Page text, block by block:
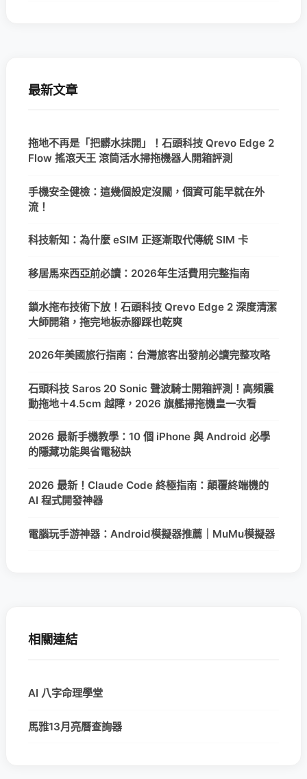
最新文章
拖地不再是「把髒水抹開」！石頭科技 Qrevo Edge 2
Flow 搖滾天王 滾筒活水掃拖機器人開箱評測
手機安全健檢：這幾個設定沒關，個資可能早就在外
流！
科技新知：為什麼 eSIM 正逐漸取代傳統 SIM 卡
移居馬來西亞前必讀：2026年生活費用完整指南
鎖水拖布技術下放！石頭科技 Qrevo Edge 2 深度清潔
大師開箱，拖完地板赤腳踩也乾爽
2026年美國旅行指南：台灣旅客出發前必讀完整攻略
石頭科技 Saros 20 Sonic 聲波騎士開箱評測！高頻震
動拖地＋4.5cm 越障，2026 旗艦掃拖機皇一次看
2026 最新手機教學：10 個 iPhone 與 Android 必學
的隱藏功能與省電秘訣
2026 最新！Claude Code 終極指南：顛覆終端機的
AI 程式開發神器
電腦玩手游神器：Android模擬器推薦｜MuMu模擬器
相關連結
AI 八字命理學堂
馬雅13月亮曆查詢器